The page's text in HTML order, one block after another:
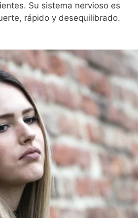
Su sistema nervioso es
rápido y desequilibrado.